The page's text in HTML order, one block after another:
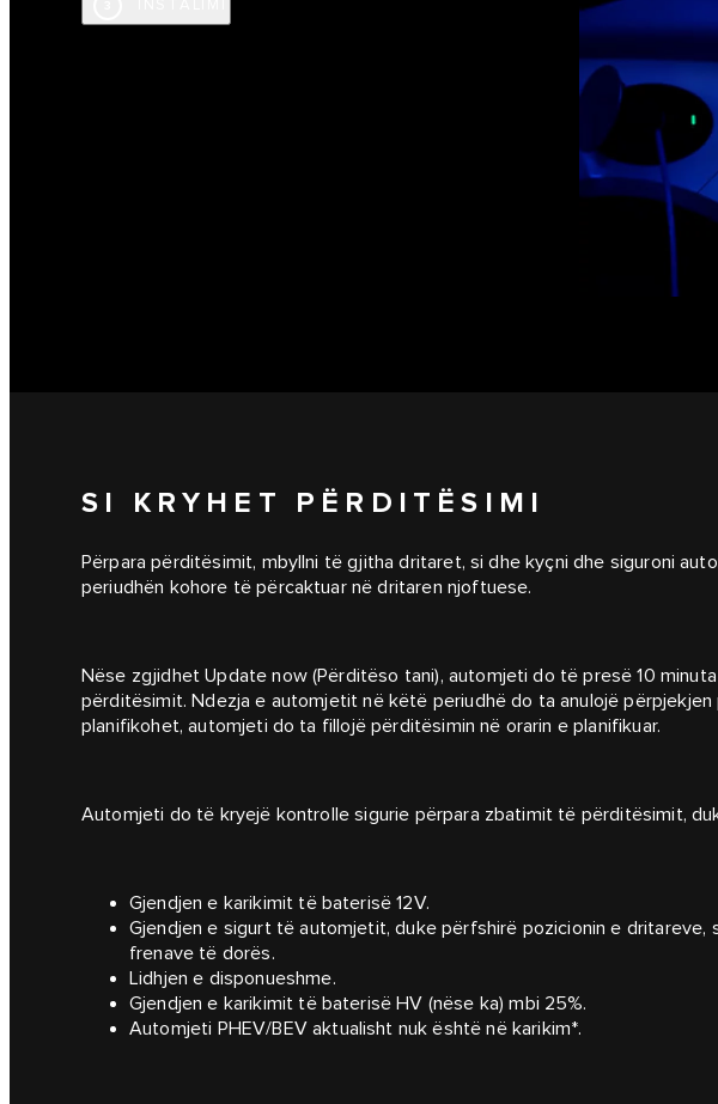
SI KRYHET PËRDITËSIMI
Përpara përditësimit, mbyllni të gjitha dritaret, si dhe kyçni dhe siguroni
periudhën kohore të përcaktuar në dritaren njoftuese.
Nëse zgjidhet Update now (Përditëso tani), automjeti do të presë 10
përditësimit. Ndezja e automjetit në këtë periudhë do ta anulojë
planifikohet, automjeti do ta fillojë përditësimin në orarin e planifikuar.
Automjeti do të kryejë kontrolle sigurie përpara zbatimit të përditësimit,
Gjendjen e karikimit të baterisë 12V.
Gjendjen e sigurt të automjetit, duke përfshirë pozicionin e dritareve,
frenave të dorës.
Lidhjen e disponueshme.
Gjendjen e karikimit të baterisë HV (nëse ka) mbi 25%.
Automjeti PHEV/BEV aktualisht nuk është në karikim*.